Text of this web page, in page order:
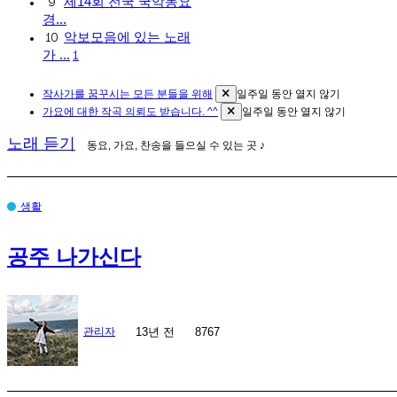
경...
10 악보모음에 있는 노래
가 ... 1
작사가를 꿈꾸시는 모든 분들을 위해
일주일 동안 열지 않기
가요에 대한 작곡 의뢰도 받습니다. ^^
일주일 동안 열지 않기
노래 듣기 동요, 가요, 찬송을 들으실 수 있는 곳 ♪
생활
공주 나가신다
관리자 13년 전 8767